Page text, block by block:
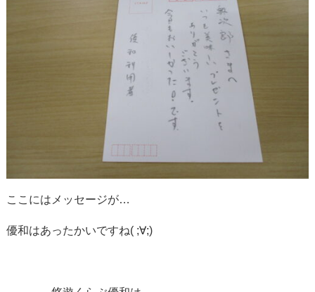
ここにはメッセージが…
優和はあったかいですね( ;∀;)